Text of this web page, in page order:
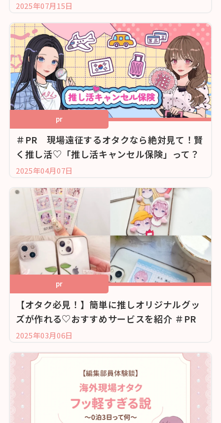
2025年07月15日
pr
＃PR 現場遠征するオタクなら絶対見て！賢
く推し活♡「推し活キャンセル保険」って？
2025年04月07日
pr
【オタク必見！】簡単に推しオリジナルグッ
ズが作れる♡おすすめサービスを紹介 ＃PR
2025年03月06日